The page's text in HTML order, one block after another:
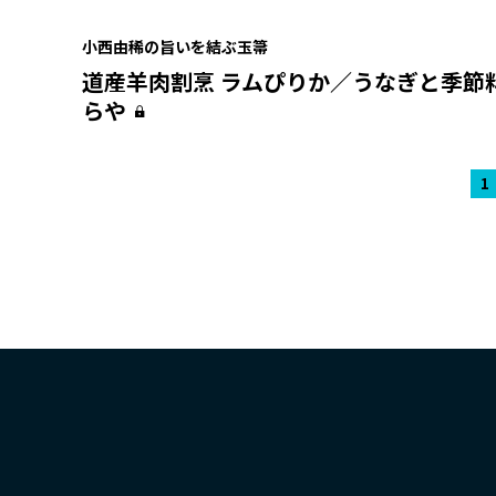
小西由稀の旨いを結ぶ玉箒
道産羊肉割烹 ラムぴりか／うなぎと季節
らや
1